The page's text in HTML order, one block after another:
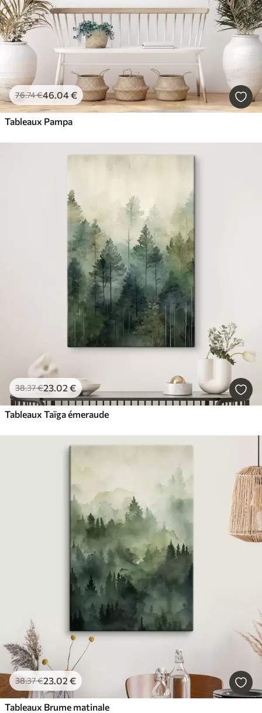
76.74€46.04€
Tableaux Pampa
38.37€23.02€
Tableaux Taïga émeraude
38.37€23.02 €
Tableaux Brume matinale